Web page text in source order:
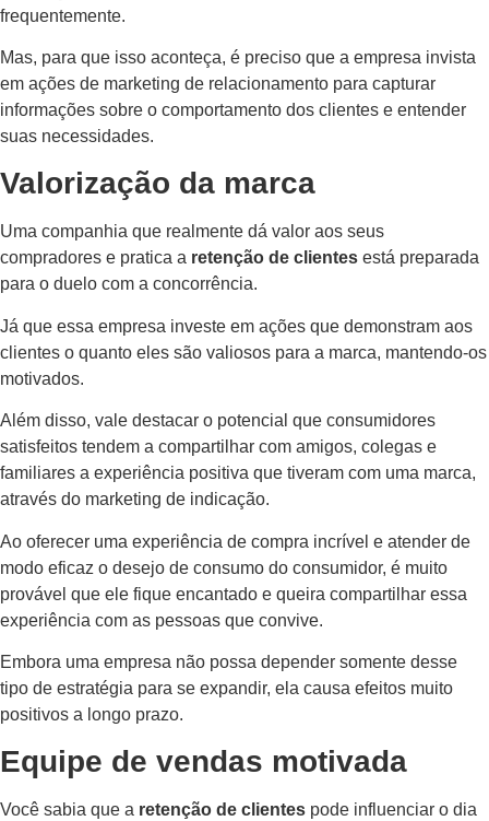
frequentemente.
Mas, para que isso aconteça, é preciso que a empresa invista
em ações de marketing de relacionamento para capturar
informações sobre o comportamento dos clientes e entender
suas necessidades.
Valorização da marca
Uma companhia que realmente dá valor aos seus
compradores e pratica a retenção de clientes está preparada
para o duelo com a concorrência.
Já que essa empresa investe em ações que demonstram aos
clientes o quanto eles são valiosos para a marca, mantendo-os
motivados.
Além disso, vale destacar o potencial que consumidores
satisfeitos tendem a compartilhar com amigos, colegas e
familiares a experiência positiva que tiveram com uma marca,
através do marketing de indicação.
Ao oferecer uma experiência de compra incrível e atender de
modo eficaz o desejo de consumo do consumidor, é muito
provável que ele fique encantado e queira compartilhar essa
experiência com as pessoas que convive.
Embora uma empresa não possa depender somente desse
tipo de estratégia para se expandir, ela causa efeitos muito
positivos a longo prazo.
Equipe de vendas motivada
Você sabia que a retenção de clientes pode influenciar o dia